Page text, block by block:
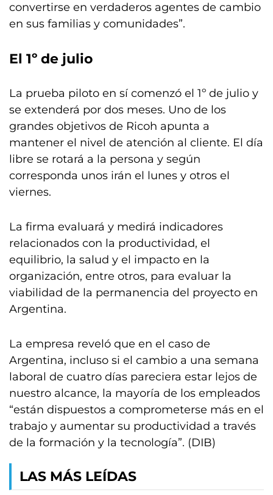
convertirse en verdaderos agentes de cambio
en sus familias y comunidades”.
El 1º de julio
La prueba piloto en sí comenzó el 1º de julio y
se extenderá por dos meses. Uno de los
grandes objetivos de Ricoh apunta a
mantener el nivel de atención al cliente. El día
libre se rotará a la persona y según
corresponda unos irán el lunes y otros el
viernes.
La firma evaluará y medirá indicadores
relacionados con la productividad, el
equilibrio, la salud y el impacto en la
organización, entre otros, para evaluar la
viabilidad de la permanencia del proyecto en
Argentina.
La empresa reveló que en el caso de
Argentina, incluso si el cambio a una semana
laboral de cuatro días pareciera estar lejos de
nuestro alcance, la mayoría de los empleados
“están dispuestos a comprometerse más en el
trabajo y aumentar su productividad a través
de la formación y la tecnología”. (DIB)
LAS MÁS LEÍDAS